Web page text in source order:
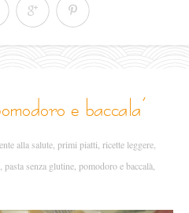
e baccala’
alla salute primi piatti ricette leggere
pasta senza glutine pomodoro e baccalà